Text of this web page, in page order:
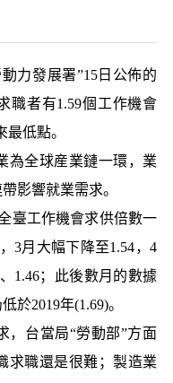
發展署”15日公佈的
職者有1.59個工作機會
低點。
全球産業鏈一環，業
影響就業需求。
工作機會求供倍數一
3月大幅下降至1.54，4
1.46；此後數月的數據
於2019年(1.69)。
台當局“勞動部”方面
求職還是很難；製造業